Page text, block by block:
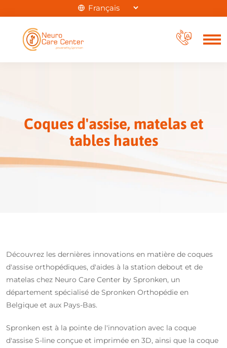
Coques d'assise, matelas et
tables hautes
Découvrez les dernières innovations en matière de coques
d'assise orthopédiques, d'aides à la station debout et de
matelas chez Neuro Care Center by Spronken, un
département spécialisé de Spronken Orthopédie en
Belgique et aux Pays-Bas.
Spronken est à la pointe de l'innovation avec la coque
d'assise S-line conçue et imprimée en 3D, ainsi que la coque